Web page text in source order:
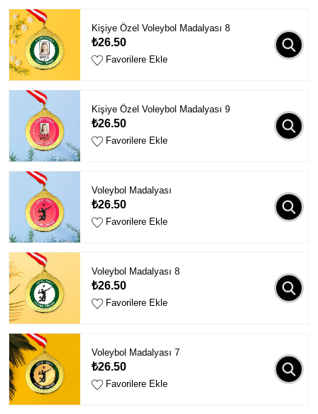
Kişiye Özel Voleybol Madalyası 8
₺26.50
Favorilere Ekle
Kişiye Özel Voleybol Madalyası 9
₺26.50
Favorilere Ekle
Voleybol Madalyası
₺26.50
Favorilere Ekle
Voleybol Madalyası 8
₺26.50
Favorilere Ekle
Voleybol Madalyası 7
₺26.50
Favorilere Ekle